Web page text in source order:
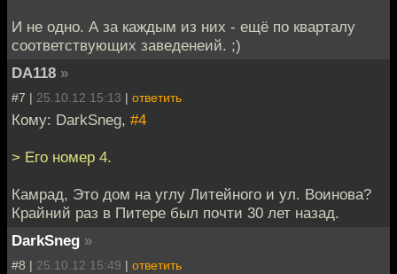
И не одно. А за каждым из них - ещё по кварталу
соответствующих заведенеий. ;)
DA118 »
#7 | 25.10.12 15:13 | ответить
Кому: DarkSneg, #4
> Его номер 4.
Камрад, Это дом на углу Литейного и ул. Воинова?
Крайний раз в Питере был почти 30 лет назад.
DarkSneg »
#8 | 25.10.12 15:49 | ответить